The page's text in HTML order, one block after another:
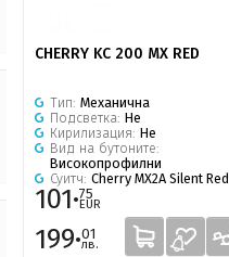
CHERRY KC 200 MX RED
Тип: Механична
Подсветка: Не
Кирилизация: Не
Вид на бутоните:
Високопрофилни
Суитч: Cherry MX2A Silent Red
101·75
EUR
199·01
лв.